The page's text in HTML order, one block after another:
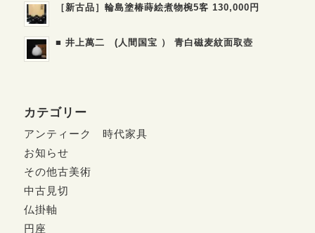
［新古品］輪島塗椿蒔絵煮物椀5客 130,000円
■ 井上萬二 (人間国宝 ） 青白磁麦紋面取壺
カテゴリー
アンティーク 時代家具
お知らせ
その他古美術
中古見切
仏掛軸
円座